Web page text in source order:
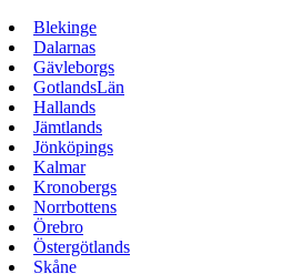
Blekinge
Dalarnas
Gävleborgs
GotlandsLän
Hallands
Jämtlands
Jönköpings
Kalmar
Kronobergs
Norrbottens
Örebro
Östergötlands
Skåne